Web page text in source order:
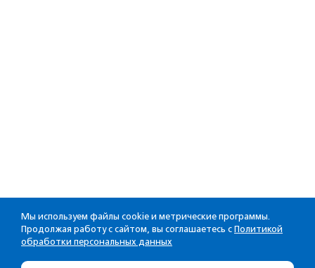
Мы используем файлы cookie и метрические программы.
Продолжая работу с сайтом, вы соглашаетесь с Политикой
обработки персональных данных